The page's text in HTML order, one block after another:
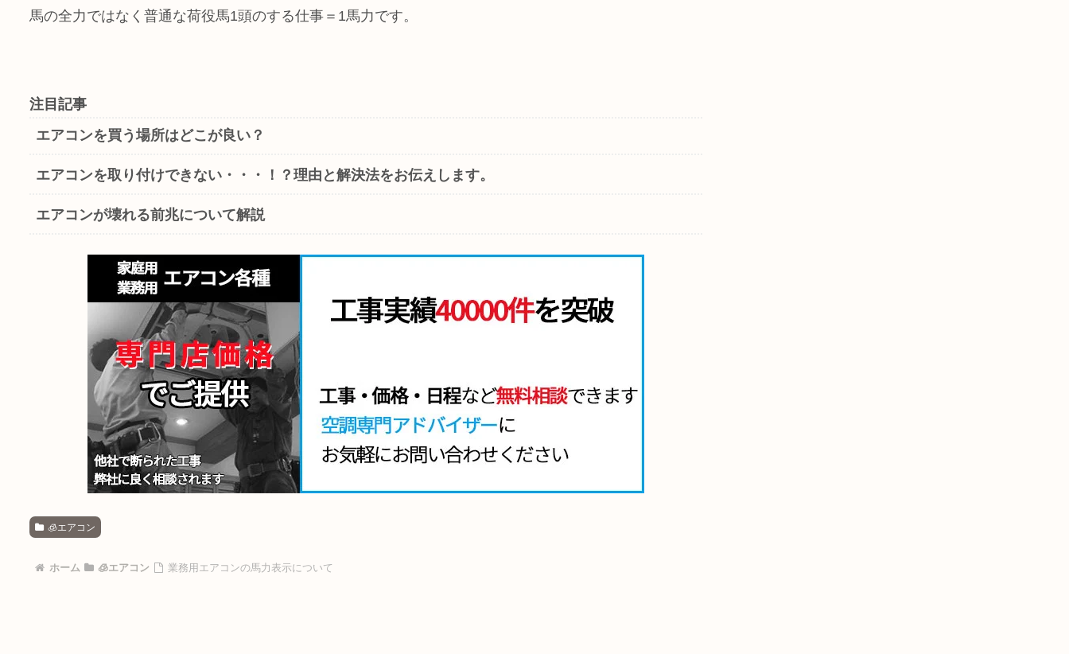
馬の全力ではなく普通な荷役馬1頭のする仕事＝1馬力です。
注目記事
エアコンを買う場所はどこが良い？
エアコンを取り付けできない・・・！？理由と解決法をお伝えします。
エアコンが壊れる前兆について解説
🧊エアコン
ホーム 🧊エアコン 業務用エアコンの馬力表示について